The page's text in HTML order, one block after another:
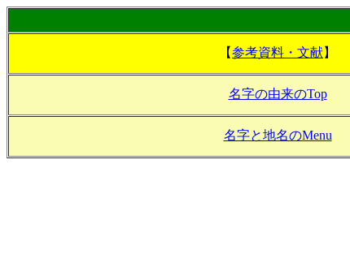
【参考資料・文献】
名字の由来のTop
名字と地名のMenu